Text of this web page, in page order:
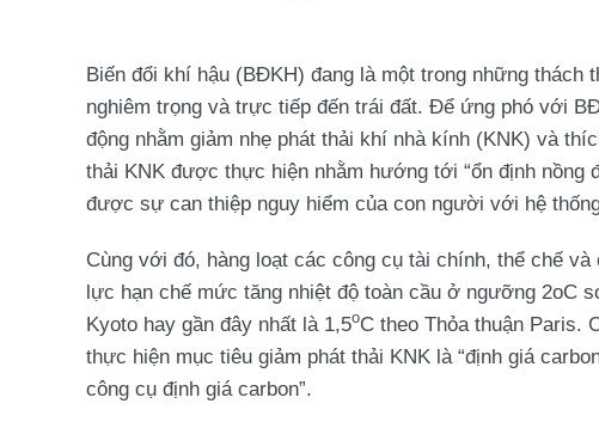
Biến đổi khí hậu (BĐKH) đang là một trong những
nghiêm trọng và trực tiếp đến trái đất. Để ứng phó với
động nhằm giảm nhẹ phát thải khí nhà kính (KNK) và
thải KNK được thực hiện nhằm hướng tới “ổn định
được sự can thiệp nguy hiểm của con người với hệ
Cùng với đó, hàng loạt các công cụ tài chính, thể chế
lực hạn chế mức tăng nhiệt độ toàn cầu ở ngưỡng 2oC
Kyoto hay gần đây nhất là 1,5oC theo Thỏa thuận Paris.
thực hiện mục tiêu giảm phát thải KNK là “định giá
công cụ định giá carbon”.